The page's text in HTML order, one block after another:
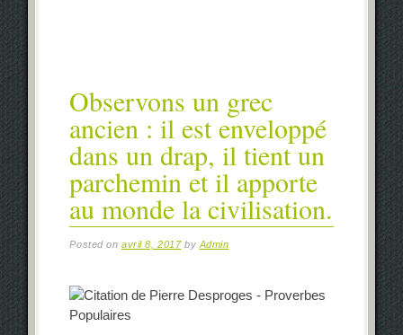
Observons un grec
ancien : il est enveloppé
dans un drap, il tient un
parchemin et il apporte
au monde la civilisation.
Posted onavril 8, 2017 by Admin